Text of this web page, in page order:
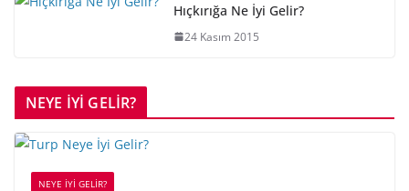
Hıçkırığa Ne İyi Gelir?
24 Kasım 2015
NEYE İYİ GELİR?
NEYE İYİ GELİR?